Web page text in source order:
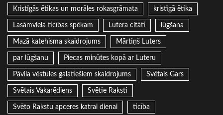
Kristīgās ētikas un morāles rokasgrāmata kristīgā ētika
Lasāmviela ticības spēkam Lutera citāti lūgšana
Mazā katehisma skaidrojums Mārtiņš Luters
par lūgšanu Piecas minūtes kopā ar Luteru
Pāvila vēstules galatiešiem skaidrojums Svētais Gars
Svētais Vakarēdiens Svētie Raksti
Svēto Rakstu apceres katrai dienai ticība